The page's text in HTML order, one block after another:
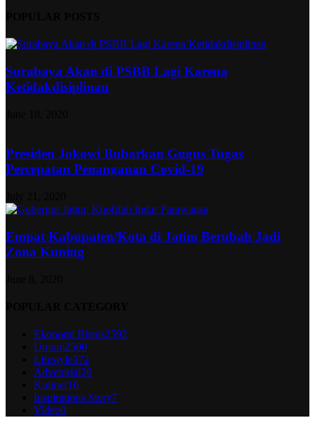
Surabaya Akan di PSBB Lagi Karena
Ketidakdisiplinan
Presiden Jokowi Bubarkan Gugus Tugas
Percepatan Penanganan Covid-19
Empat Kabupaten/Kota di Jatim Berubah Jadi
Zona Kuning
Ekonomi Bisnis2592
Umum2500
Lifestyle572
Advetorial26
Kuliner16
Inspirations Story7
Video0